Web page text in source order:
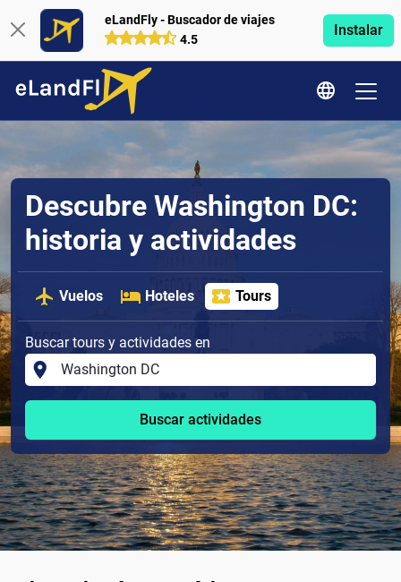
eLandFly - Buscador de viajes
4.5
Instalar
Descubre Washington DC:
historia y actividades
Vuelos Hoteles Tours
Buscar tours y actividades en
Buscar actividades